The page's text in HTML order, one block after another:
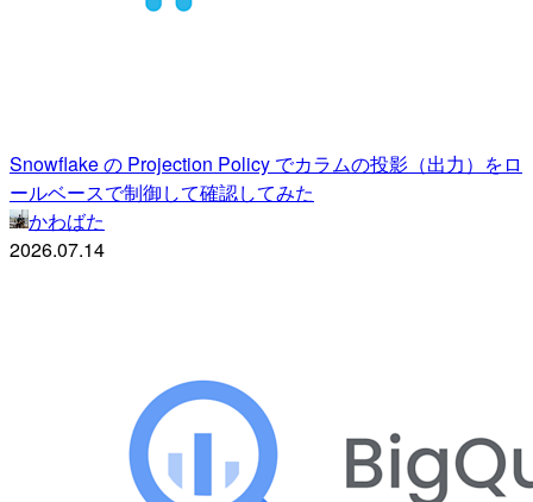
Snowflake の Projection Policy でカラムの投影（出力）をロ
ールベースで制御して確認してみた
かわばた
2026.07.14